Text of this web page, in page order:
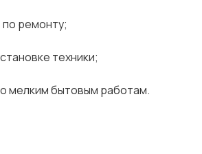
ремонту;
техники;
мелким бытовым работам.